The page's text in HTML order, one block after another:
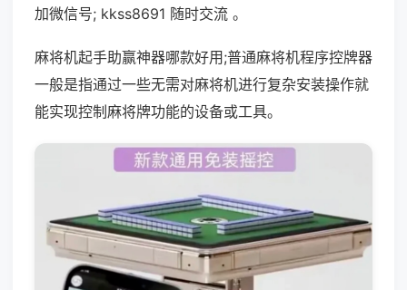
加微信号; kkss8691 随时交流 。
麻将机起手助赢神器哪款好用;普通麻将机程序控牌器
一般是指通过一些无需对麻将机进行复杂安装操作就
能实现控制麻将牌功能的设备或工具。